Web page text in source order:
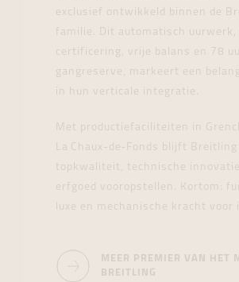
exclusief ontwikkeld binnen de
familie. Dit automatisch uurwerk,
certificering, vrije balans en 78
gangreserve, markeert een
in hun verticale integratie.
Met productiefaciliteiten in
La Chaux-de‑Fonds blijft Breitling
topkwaliteit, technische innovatie
erfgoed vooropstellen. Kortom:
luxe en mechanische kracht voor
MEER PREMIER VAN HET
BREITLING